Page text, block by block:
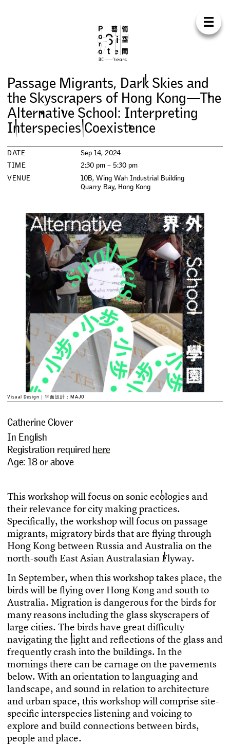
Para
UT SUP
EX HIBI TIONS
PROGRAMMES
CONFERENCE
RES DEN CY
WORKSHOPS
Passage Migrants, Dark Skies and
the Skyscrapers of Hong Kong—The
Alternative School: Interpreting
Interspecies Coexistence
DATE
Sep 14, 2024
TIME
2:30 pm – 5:30 pm
VENUE
10B, Wing Wah Industrial Building
Quarry Bay, Hong Kong
Visual Design｜平面設計：MAJO
Catherine Clover
In English
Registration requiredhere
Age: 18 or above
Thisworkshopwillfocuson sonic ecologies and
theirrelevance forcitymakingpractices.
Specifcally, the workshopwillfocusonpassage
migrants, migratorybirdsthat are fyingthrough
Hong Kongbetween Russia andAustralia onthe
north-south EastAsianAustralasian Flyway.
InSeptember, whenthisworkshoptakesplace, the
birdswillbe fyingover Hong Kong and southto
Australia. Migrationisdangerousforthe birdsfor
manyreasonsincludingthe glass skyscrapersof
large cities. The birdshave greatdifculty
navigatingthe light andrefectionsofthe glass and
frequentlycrashintothe buildings. Inthe
morningsthere canbe carnage onthe pavements
below. With anorientationtolanguaging and
landscape, and soundinrelationto architecture
andurban space, thisworkshopwillcomprise site-
specifc interspecieslistening andvoicingto
explore andbuildconnectionsbetweenbirds,
people andplace.